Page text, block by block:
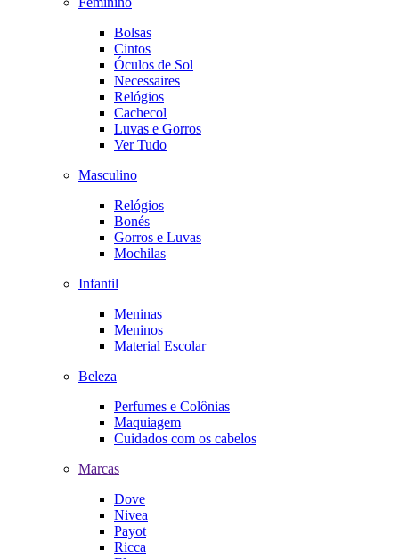
Bolsas
Cintos
Óculos de Sol
Necessaires
Relógios
Cachecol
Luvas e Gorros
Ver Tudo
Masculino
Relógios
Bonés
Gorros e Luvas
Mochilas
Infantil
Meninas
Meninos
Material Escolar
Beleza
Perfumes e Colônias
Maquiagem
Cuidados com os cabelos
Marcas
Dove
Nivea
Payot
Ricca